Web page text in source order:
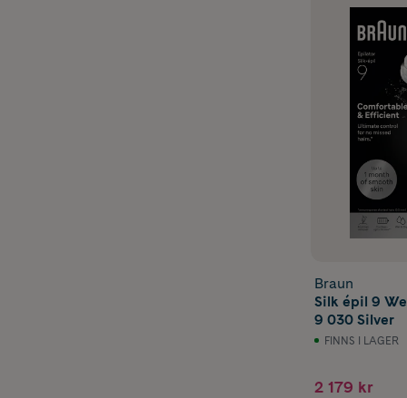
Braun
Silk épil 9
9 030 Silver
FINNS I LAGER
2 179 kr